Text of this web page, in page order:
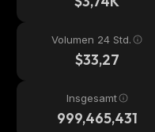
Volumen 24 Std.
$33,27
Insgesamt
999,465,431